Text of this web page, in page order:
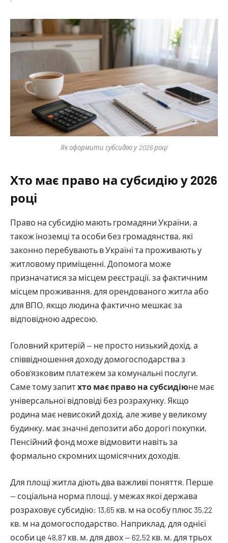
Як оформити субсидію у 2026 році
Хто має право на субсидію у 2026
році
Право на субсидію мають громадяни України, а
також іноземці та особи без громадянства, які
законно перебувають в Україні та проживають у
житловому приміщенні. Допомога може
призначатися за місцем реєстрації, за фактичним
місцем проживання, для орендованого житла або
для ВПО, якщо людина фактично мешкає за
відповідною адресою.
Головний критерій — не просто низький дохід, а
співвідношення доходу домогосподарства з
обов’язковим платежем за комунальні послуги.
Саме тому запитхто має право на субсидіюне має
універсальної відповіді без розрахунку. Якщо
родина має невисокий дохід, але живе у великому
будинку, має значні депозити або дорогі покупки,
Пенсійний фонд може відмовити навіть за
формально скромних щомісячних доходів.
Для площі житла діють два важливі поняття. Перше
— соціальна норма площі, у межах якої держава
розраховує субсидію: 13,65 кв. м на особу плюс 35,22
кв. м на домогосподарство. Наприклад, для однієї
особи це 48,87 кв. м, для двох — 62,52 кв. м, для трьох